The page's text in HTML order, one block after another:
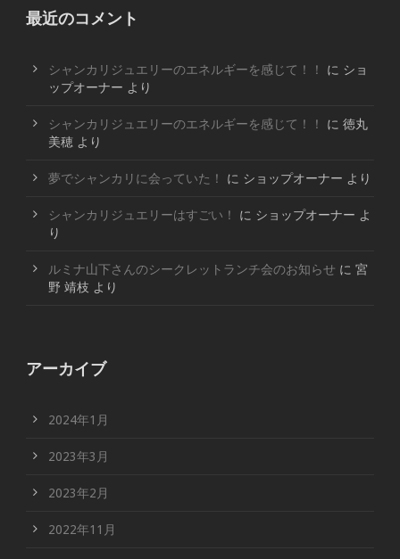
最近のコメント
シャンカリジュエリーのエネルギーを感じて！！ に ショ
ップオーナー より
シャンカリジュエリーのエネルギーを感じて！！ に 徳丸
美穂 より
夢でシャンカリに会っていた！ に ショップオーナー より
シャンカリジュエリーはすごい！ に ショップオーナー よ
り
ルミナ山下さんのシークレットランチ会のお知らせ に 宮
野 靖枝 より
アーカイブ
2024年1月
2023年3月
2023年2月
2022年11月